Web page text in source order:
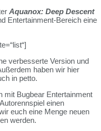
Aquanox: Deep Descent
Entertainment-Bereich eine
verbesserte Version und
haben wir hier
in petto.
mit Bugbear Entertainment
einen
euch eine Menge neuen
werden.